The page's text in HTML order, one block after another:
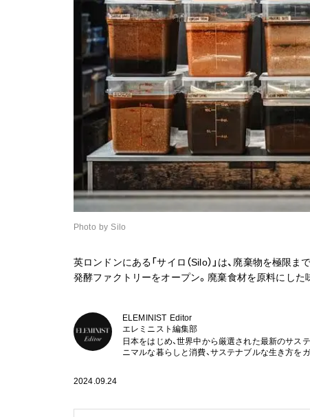
Photo by Silo
英ロンドンにある「サイロ（Silo）」は、廃棄物を極限
発酵ファクトリーをオープン。廃棄食材を原料にした
ELEMINIST Editor
エレミニスト編集部
日本をはじめ、世界中から厳選された最新のサス
ニマルな暮らしと消費、サステナブルな生き方をガ
2024.09.24